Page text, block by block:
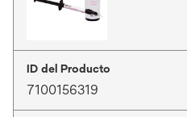
ID del Producto
7100156319